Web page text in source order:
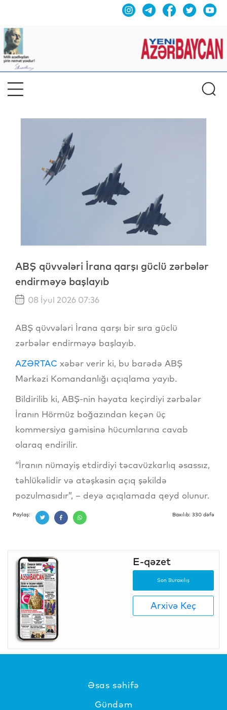
ABŞ qüvvələri İrana qarşı güclü zərbələr
endirməyə başlayıb
08 İyul 2026 07:36
ABŞ qüvvələri İrana qarşı bir sıra güclü
zərbələr endirməyə başlayıb.
AZƏRTAC xəbər verir ki, bu barədə ABŞ
Mərkəzi Komandanlığı açıqlama yayıb.
Bildirilib ki, ABŞ-nin həyata keçirdiyi zərbələr
İranın Hörmüz boğazından keçən üç
kommersiya gəmisinə hücumlarına cavab
olaraq endirilir.
“İranın nümayiş etdirdiyi təcavüzkarlıq əsassız,
təhlükəlidir və atəşkəsin açıq şəkildə
pozulmasıdır”, – deyə açıqlamada qeyd olunur.
Paylaş: Baxılıb: 330 dəfə
E-qəzet
Son Buraxılış
Arxivə Keç
Əsas səhifə
Gündəm